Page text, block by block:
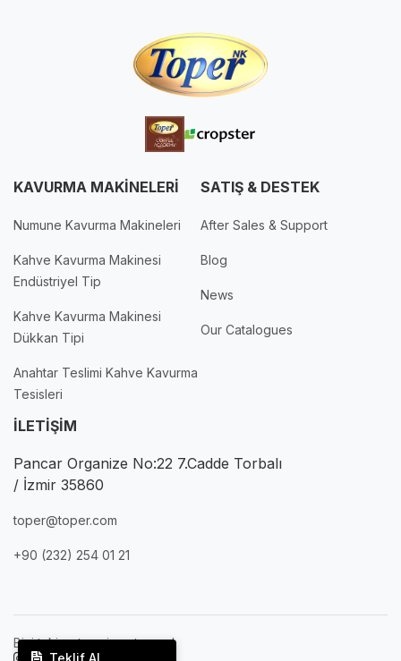
KAVURMA MAKİNELERİ
Numune Kavurma Makineleri
Kahve Kavurma Makinesi
Endüstriyel Tip
Kahve Kavurma Makinesi
Dükkan Tipi
Anahtar Teslimi Kahve Kavurma
Tesisleri
SATIŞ & DESTEK
After Sales & Support
Blog
News
Our Catalogues
İLETİŞİM
Pancar Organize No:22 7.Cadde Torbalı
/ İzmir 35860
toper@toper.com
+90 (232) 254 01 21
Bizi takip etmeyi unutmayın!
Teklif Al